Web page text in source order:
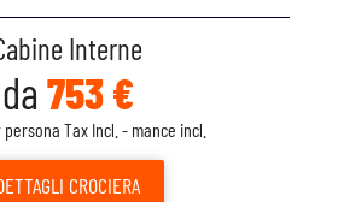
Interne
da 753 €
Tax Incl. - mance incl.
CROCIERA